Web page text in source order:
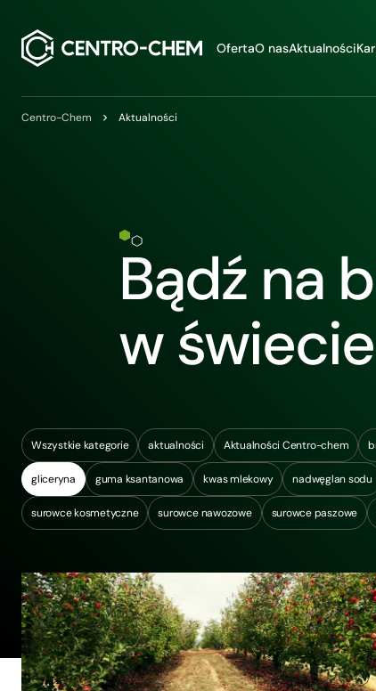
OfertaO nasAktualności
Centro-Chem Aktualności
Bądź na
w
Wszystkie kategorie aktualności Aktualności Centro-chem
gliceryna guma ksantanowa kwas mlekowy nadwęglan sodu
surowce kosmetyczne surowce nawozowe surowce paszowe